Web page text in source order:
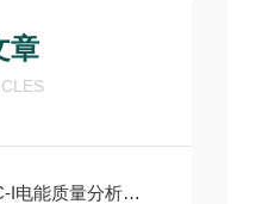
章
分析仪检测电能质量问题